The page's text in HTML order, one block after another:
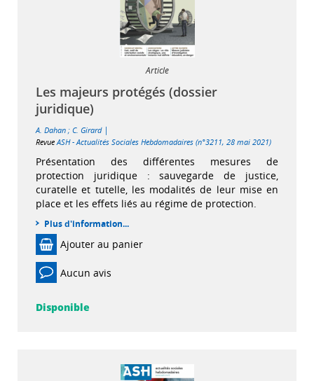
Article
Les majeurs protégés (dossier
juridique)
A. Dahan ; C. Girard |
RevueASH - Actualités Sociales Hebdomadaires (n°3211, 28 mai 2021)
Présentation des différentes mesures de
protection juridique : sauvegarde de justice,
curatelle et tutelle, les modalités de leur mise en
place et les effets liés au régime de protection.
Plus d'information...
Ajouter au panier
Aucun avis
Disponible